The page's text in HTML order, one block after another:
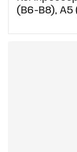
(B6-B8), A5